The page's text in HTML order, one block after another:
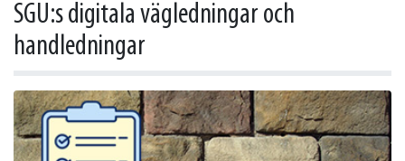
SGU:s digitala vägledningar och
handledningar